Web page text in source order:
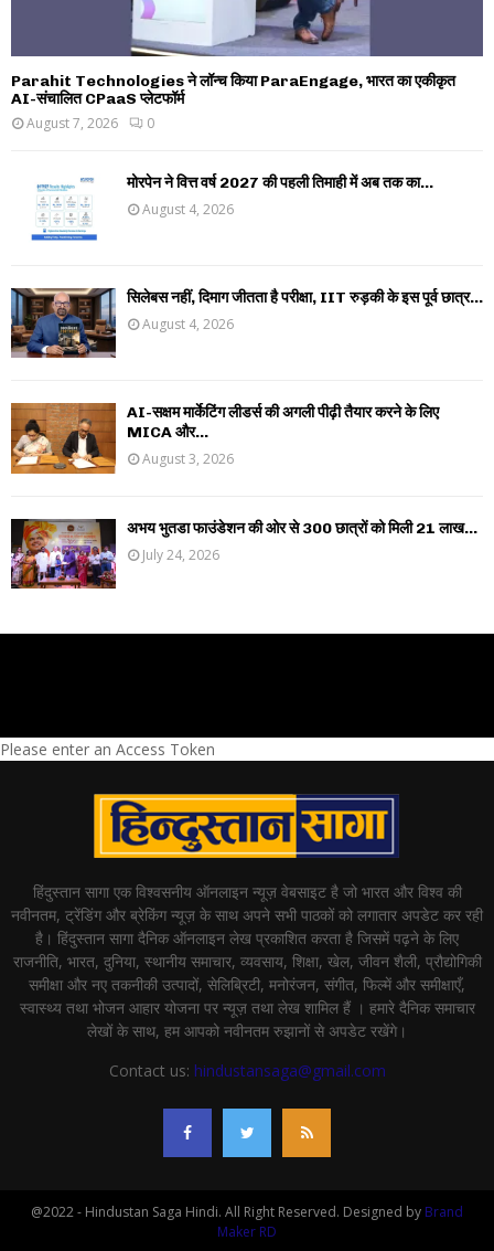
Parahit Technologies ने लॉन्च किया ParaEngage, भारत का एकीकृत
AI-संचालित CPaaS प्लेटफॉर्म
August 7, 2026
0
मोरपेन ने वित्त वर्ष 2027 की पहली तिमाही में अब तक का...
August 4, 2026
सिलेबस नहीं, दिमाग जीतता है परीक्षा, IIT रुड़की के इस पूर्व छात्र...
August 4, 2026
AI-सक्षम मार्केटिंग लीडर्स की अगली पीढ़ी तैयार करने के लिए
MICA और...
August 3, 2026
अभय भुतडा फाउंडेशन की ओर से 300 छात्रों को मिली 21 लाख...
July 24, 2026
Please enter an Access Token
हिंदुस्तान सागा एक विश्वसनीय ऑनलाइन न्यूज़ वेबसाइट है जो भारत और विश्व की
नवीनतम, ट्रेंडिंग और ब्रेकिंग न्यूज़ के साथ अपने सभी पाठकों को लगातार अपडेट कर रही
है। हिंदुस्तान सागा दैनिक ऑनलाइन लेख प्रकाशित करता है जिसमें पढ़ने के लिए
राजनीति, भारत, दुनिया, स्थानीय समाचार, व्यवसाय, शिक्षा, खेल, जीवन शैली, प्रौद्योगिकी
समीक्षा और नए तकनीकी उत्पादों, सेलिब्रिटी, मनोरंजन, संगीत, फिल्में और समीक्षाएँ,
स्वास्थ्य तथा भोजन आहार योजना पर न्यूज़ तथा लेख शामिल हैं । हमारे दैनिक समाचार
लेखों के साथ, हम आपको नवीनतम रुझानों से अपडेट रखेंगे।
Contact us: hindustansaga@gmail.com
@2022 - Hindustan Saga Hindi. All Right Reserved. Designed by Brand
Maker RD